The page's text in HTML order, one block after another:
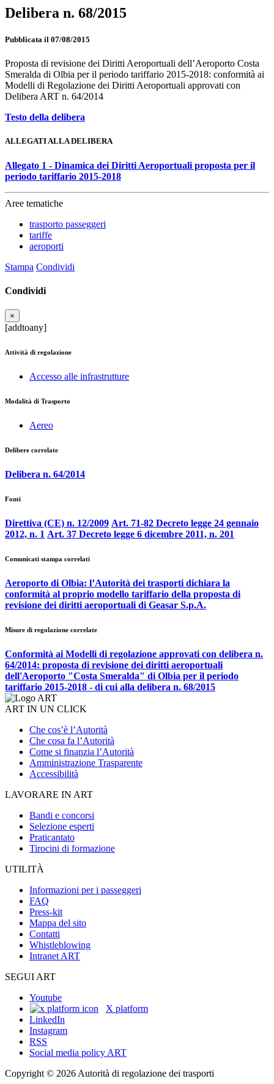
Delibera n. 68/2015
Pubblicata il 07/08/2015
Proposta di revisione dei Diritti Aeroportuali dell’Aeroporto Costa
Smeralda di Olbia per il periodo tariffario 2015-2018: conformità ai
Modelli di Regolazione dei Diritti Aeroportuali approvati con
Delibera ART n. 64/2014
Testo della delibera
ALLEGATI ALLA DELIBERA
Allegato 1 - Dinamica dei Diritti Aeroportuali proposta per il
periodo tariffario 2015-2018
Aree tematiche
trasporto passeggeri
tariffe
aeroporti
Stampa Condividi
Condividi
×
[addtoany]
Attività di regolazione
Accesso alle infrastrutture
Modalità di Trasporto
Aereo
Delibere correlate
Delibera n. 64/2014
Fonti
Direttiva (CE) n. 12/2009 Art. 71-82 Decreto legge 24 gennaio
2012, n. 1 Art. 37 Decreto legge 6 dicembre 2011, n. 201
Comunicati stampa correlati
Aeroporto di Olbia: l’Autorità dei trasporti dichiara la
conformità al proprio modello tariffario della proposta di
revisione dei diritti aeroportuali di Geasar S.p.A.
Misure di regolazione correlate
Conformità ai Modelli di regolazione approvati con delibera n.
64/2014: proposta di revisione dei diritti aeroportuali
dell'Aeroporto "Costa Smeralda" di Olbia per il periodo
tariffario 2015-2018 - di cui alla delibera n. 68/2015
ART IN UN CLICK
Che cos’è l’Autorità
Che cosa fa l’Autorità
Come si finanzia l’Autorità
Amministrazione Trasparente
Accessibilità
LAVORARE IN ART
Bandi e concorsi
Selezione esperti
Praticantato
Tirocini di formazione
UTILITÀ
Informazioni per i passeggeri
FAQ
Press-kit
Mappa del sito
Contatti
Whistleblowing
Intranet ART
SEGUI ART
Youtube
X platform
LinkedIn
Instagram
RSS
Social media policy ART
Copyright © 2026 Autorità di regolazione dei trasporti